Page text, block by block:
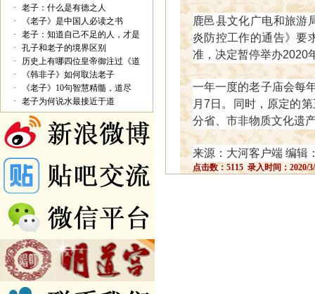
·
老子：什么是有德之人
·
《老子》是中国人必读之书
·
老子：知道自己不足的人，才是
·
孔子和老子的境界区别
·
历史上有哪四位皇帝御注过《道
·
《韩非子》如何取法老子
·
《老子》10句智慧精髓，道尽
·
老子为何说水最接近于道
鹿邑县文化广电和旅游
炎防控工作的通告》要
准，决定暂停举办2020
一年一度的老子庙会每
月7日。同时，原定的
分省、市非物质文化遗
来源：大河客户端 编辑
点击数：5115 录入时间：2020/